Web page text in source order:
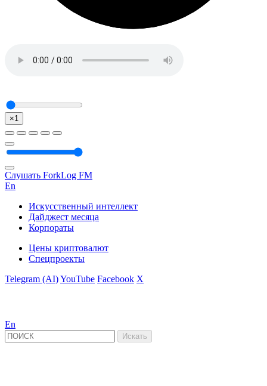
×1
Слушать ForkLog FM
En
Искусственный интеллект
Дайджест месяца
Корпораты
Цены криптовалют
Спецпроекты
Telegram (AI)YouTube Facebook X
En